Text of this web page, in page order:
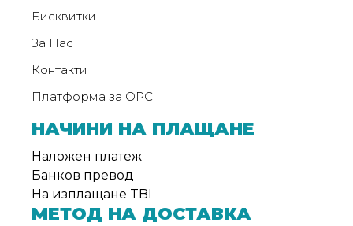
Бисквитки
За Нас
Контакти
Платформа за ОРС
НАЧИНИ НА ПЛАЩАНЕ
Наложен платеж
Банков превод
На изплащане TBI
МЕТОД НА ДОСТАВКА